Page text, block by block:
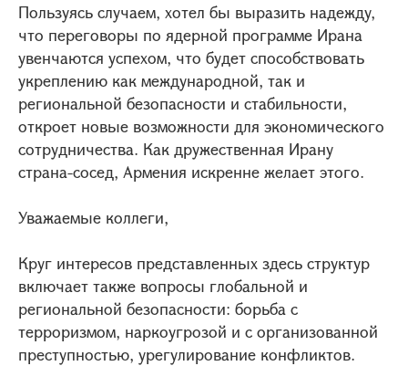
Пользуясь случаем, хотел бы выразить надежду,
что переговоры по ядерной программе Ирана
увенчаются успехом, что будет способствовать
укреплению как международной, так и
региональной безопасности и стабильности,
откроет новые возможности для экономического
сотрудничества. Как дружественная Ирану
страна-сосед, Армения искренне желает этого.
Уважаемые коллеги,
Круг интересов представленных здесь структур
включает также вопросы глобальной и
региональной безопасности: борьба с
терроризмом, наркоугрозой и с организованной
преступностью, урегулирование конфликтов.